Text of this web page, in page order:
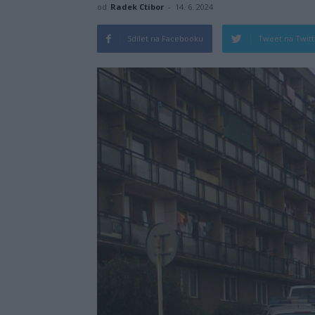
od Radek Ctibor - 14. 6. 2024
Sdílet na Facebooku Tweet na